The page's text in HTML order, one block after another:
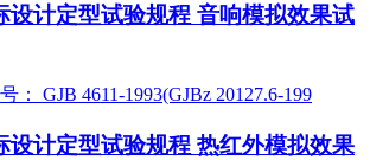
设计定型试验规程 音响模拟效果试
： GJB 4611-1993(GJBz 20127.6-199
设计定型试验规程 热红外模拟效果